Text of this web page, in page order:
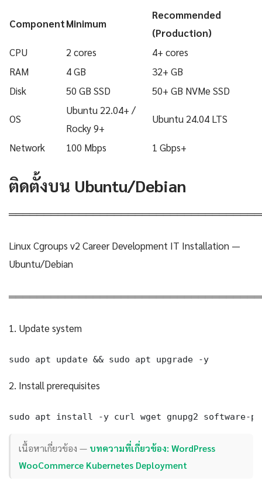
ComponentMinimum
Recommended
(Production)
CPU
2 cores
4+ cores
RAM
4 GB
32+ GB
Disk
50 GB SSD 50+ GB NVMe SSD
OS
Ubuntu 22.04+ /
Rocky 9+
Ubuntu 24.04 LTS
Network 100 Mbps 1 Gbps+
ติดตั้งบน Ubuntu/Debian
Linux Cgroups v2 Career Development IT Installation —
Ubuntu/Debian
1. Update system
sudo apt update && sudo apt upgrade -y
2. Install prerequisites
sudo apt install -y curl wget gnupg2 software-
เนื้อหาเกี่ยวข้อง — บทความที่เกี่ยวข้อง: WordPress
WooCommerce Kubernetes Deployment